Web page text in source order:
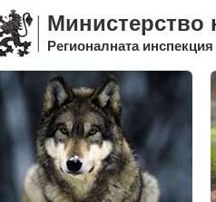
Министерство
Регионалната